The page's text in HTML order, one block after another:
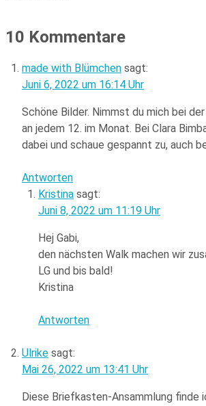
10 Kommentare
made with Blümchen sagt:
Juni 6, 2022 um 16:14 Uhr
Schöne Bilder. Nimmst du mich bei
an jedem 12. im Monat. Bei Clara
dabei und schaue gespannt zu, auch
Antworten
Kristina sagt:
Juni 8, 2022 um 11:19 Uhr
Hej Gabi,
den nächsten Walk machen wir
LG und bis bald!
Kristina
Antworten
Ulrike sagt:
Mai 26, 2022 um 13:41 Uhr
Diese Briefkasten-Ansammlung finde